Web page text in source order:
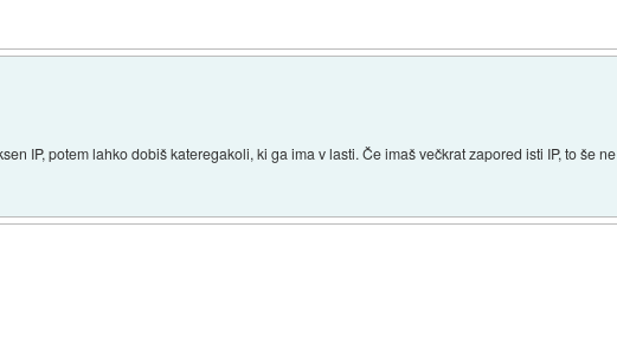
IP, potem lahko dobiš kateregakoli, ki ga ima v lasti. Če imaš večkrat zapored isti IP, to še ne